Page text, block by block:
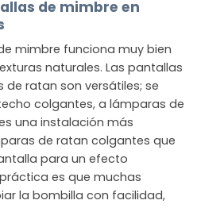
de mimbre en
mimbre funciona muy bien
naturales. Las pantallas
ratan son versátiles; se
colgantes, a lámparas de
una instalación más
de ratan colgantes que
para un efecto
es que muchas
la bombilla con facilidad,